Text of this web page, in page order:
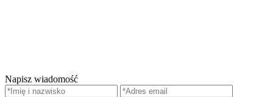
Napisz wiadomość